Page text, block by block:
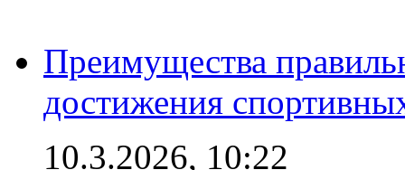
Преимущества
достижения
10.3.2026, 10:22